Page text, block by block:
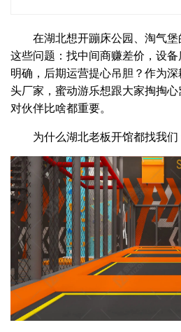
在湖北想开蹦床公园、淘气
这些问题：找中间商赚差价，设
明确，后期运营提心吊胆？作为
头厂家，蜜动游乐想跟大家掏掏
对伙伴比啥都重要。
为什么湖北老板开馆都找我